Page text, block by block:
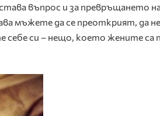
въпрос и за превръщането
мъжете да се преоткрият, да
себе си – нещо, което жените